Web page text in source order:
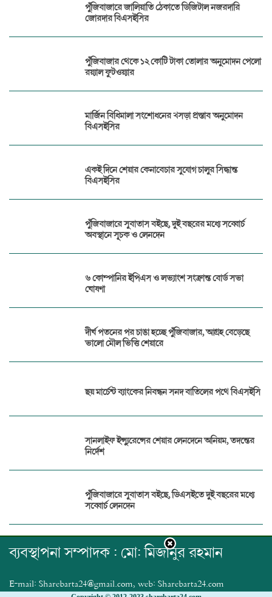
পুঁজিবাজারে জালিয়াতি ঠেকাতে ডিজিটাল নজরদারি
জোরদার বিএসইসির
পুঁজিবাজার থেকে ১২ কোটি টাকা তোলার অনুমোদন পেলো
রয়্যাল ফুটওয়্যার
মার্জিন বিধিমালা সংশোধনের খসড়া প্রস্তাব অনুমোদন
বিএসইসির
একই দিনে শেয়ার কেনাবেচার সুযোগ চালুর সিদ্ধান্ত
বিএসইসির
পুঁজিবাজারে সুবাতাস বইছে, দুই বছরের মধ্যে সব্বোর্চ
অবস্থানে সূচক ও লেনদেন
৬ কোম্পানির ইপিএস ও লভ্যাংশ সংক্রান্ত বোর্ড সভা
ঘোষণা
দীর্ঘ পতনের পর চাঙা হচ্ছে পুঁজিবাজার, আগ্রহ বেড়েছে
ভালো মৌল ভিত্তি শেয়ারে
ছয় মার্চেন্ট ব্যাংকের নিবন্ধন সনদ বাতিলের পথে বিএসইসি
সানলাইফ ইন্স্যুরেন্সের শেয়ার লেনদেনে অনিয়ম, তদন্তের
নির্দেশ
পুঁজিবাজারে সুবাতাস বইছে, ডিএসইতে দুই বছরের মধ্যে
সব্বোর্চ লেনদেন
ব্যবস্থাপনা সম্পাদক : মো: মিজানুর রহমান
E-mail: Sharebarta24@gmail.com, web: Sharebarta24.com